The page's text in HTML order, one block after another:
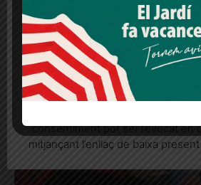
Més informació Acceptar
Quan l’usuari crea un compte al
seu consentiment explícit per
consentiment pot ser revocat en
mitjançant l’enllaç de baixa